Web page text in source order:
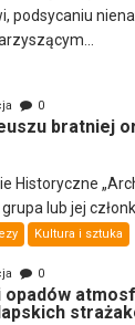
podsycaniu
0
bratniej
Historyczne
lub jej
Kultura i sztuka
0